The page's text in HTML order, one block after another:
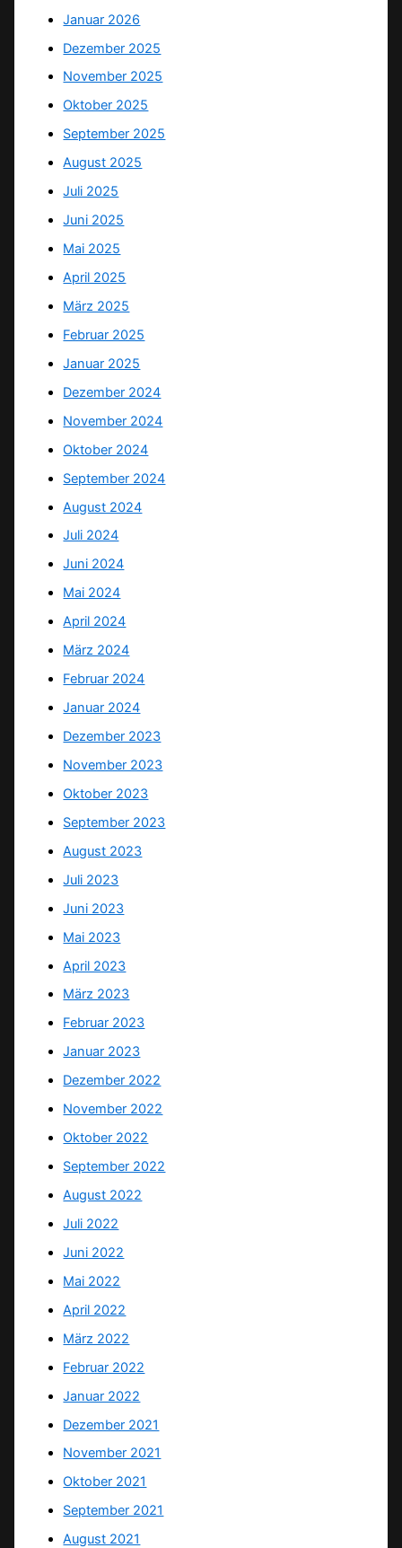
Januar 2026
Dezember 2025
November 2025
Oktober 2025
September 2025
August 2025
Juli 2025
Juni 2025
Mai 2025
April 2025
März 2025
Februar 2025
Januar 2025
Dezember 2024
November 2024
Oktober 2024
September 2024
August 2024
Juli 2024
Juni 2024
Mai 2024
April 2024
März 2024
Februar 2024
Januar 2024
Dezember 2023
November 2023
Oktober 2023
September 2023
August 2023
Juli 2023
Juni 2023
Mai 2023
April 2023
März 2023
Februar 2023
Januar 2023
Dezember 2022
November 2022
Oktober 2022
September 2022
August 2022
Juli 2022
Juni 2022
Mai 2022
April 2022
März 2022
Februar 2022
Januar 2022
Dezember 2021
November 2021
Oktober 2021
September 2021
August 2021